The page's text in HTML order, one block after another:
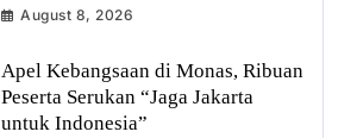
August 8, 2026
Apel Kebangsaan di Monas, Ribuan
Peserta Serukan “Jaga Jakarta
untuk Indonesia”